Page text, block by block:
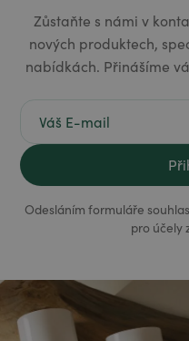
Zůstaňte s námi v
nových produktech,
nabídkách. Přinášíme
Odesláním formuláře
pro účely